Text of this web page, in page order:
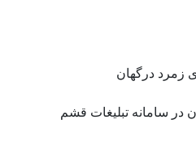
زمرد درگهان
در سامانه تبلیغات قشم